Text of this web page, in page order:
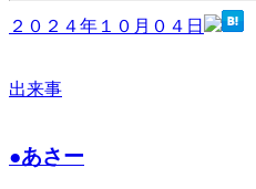
２０２４年１０月０４日
出来事
●あさー